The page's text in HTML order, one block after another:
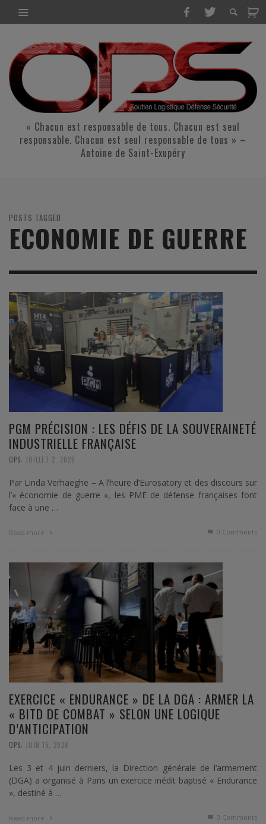
« Chacun est responsable de tous. Chacun est seul
responsable. Chacun est seul responsable de tous » –
Antoine de Saint-Exupéry
POSTS TAGGED
ECONOMIE DE GUERRE
PGM PRÉCISION : LES DÉFIS DE LA SOUVERAINETÉ
INDUSTRIELLE FRANÇAISE
OPS JUILLET 2, 2026
Par Linda Verhaeghe – A l’heure d’Eurosatory et des discours sur
l’« économie de guerre », les PME de défense françaises font
face à une …
Read more 0 Comments
EXERCICE « ENDURANCE » DE LA DGA : ARMER LA
« BITD DE COMBAT » SELON UNE LOGIQUE
D’ANTICIPATION
OPS JUIN 15, 2026
Les 3 et 4 juin derniers, la Direction générale de l’armement
(DGA) a organisé à Paris un exercice inédit baptisé « Endurance
», destiné à …
Read more 0 Comments